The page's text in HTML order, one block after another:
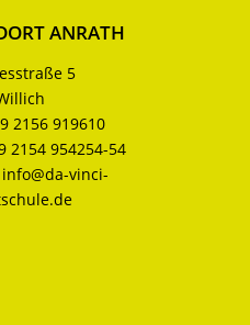
ANRATH
5
2156 919610
2154 954254-54
info@da-vinci-